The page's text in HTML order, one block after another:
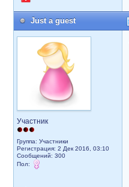
Just a guest
Участник
Группа: Участники
Регистрация: 2 Дек 2016, 03:10
Сообщений: 300
Пол: